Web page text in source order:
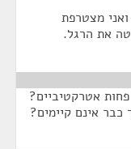
מצטרפת
את הרגל.
אטרקטיביים?
אינם קיימים?